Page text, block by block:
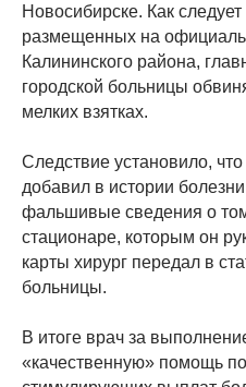
Новосибирске. Как
размещенных на
Калининского района,
городской больницы
мелких взятках.
Следствие установило,
добавил в истории
фальшивые сведения о
стационаре, которым он
карты хирург передал в
больницы.
В итоге врач за
«качественную» помощь